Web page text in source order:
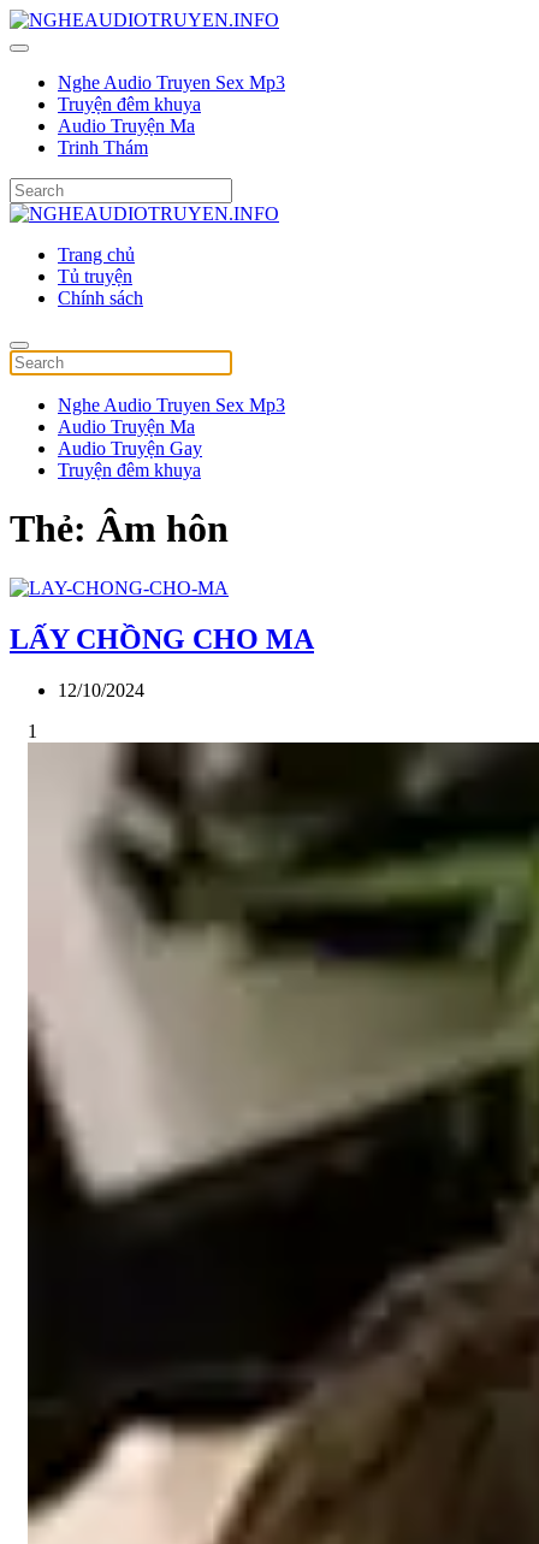
Nghe Audio Truyen Sex Mp3
Truyện đêm khuya
Audio Truyện Ma
Trinh Thám
Trang chủ
Tủ truyện
Chính sách
Nghe Audio Truyen Sex Mp3
Audio Truyện Ma
Audio Truyện Gay
Truyện đêm khuya
Thẻ: Âm hôn
LẤY CHỒNG CHO MA
12/10/2024
1